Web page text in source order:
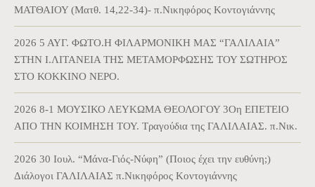
ΜΑΤΘΑΙΟΥ (Ματθ. 14,22-34)- π.Νικηφόρος Κοντογιάννης
2026 5 ΑΥΓ. ΦΩΤΟ.Η ΦΙΛΑΡΜΟΝΙΚΗ ΜΑΣ “ΓΑΛΙΛΑΙΑ”
ΣΤΗΝ Ι.ΛΙΤΑΝΕΙΑ ΤΗΣ ΜΕΤΑΜΟΡΦΩΣΗΣ ΤΟΥ ΣΩΤΗΡΟΣ
ΣΤΟ ΚΟΚΚΙΝΟ ΝΕΡΟ.
2026 8-1 ΜΟΥΣΙΚΟ ΛΕΥΚΩΜΑ ΘΕΟΛΟΓΟΥ 3Οη ΕΠΕΤΕΙΟ
ΑΠΟ ΤΗΝ ΚΟΙΜΗΣΗ ΤΟΥ. Τραγούδια της ΓΑΛΙΛΑΙΑΣ. π.Νικ.
2026 30 Ιουλ. “Μάνα-Γιός-Νύφη” (Ποιος έχει την ευθύνη;)
Διάλογοι ΓΑΛΙΛΑΙΑΣ π.Νικηφόρος Κοντογιάννης